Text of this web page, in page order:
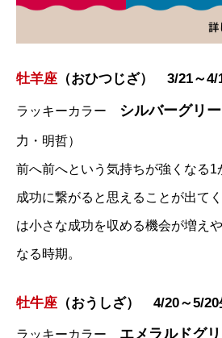
牡羊座 （おひつじざ） 3/21～4/
ラッキーカラー シルバーグリ
力・明哲）
前へ前へという気持ちが強くなる1
成功に繋がると思えることが出て
は小さな成功を収める機会が増え
なる時期。
牡牛座 （おうしざ） 4/20～5/20
ラッキーカラー エメラルドグ